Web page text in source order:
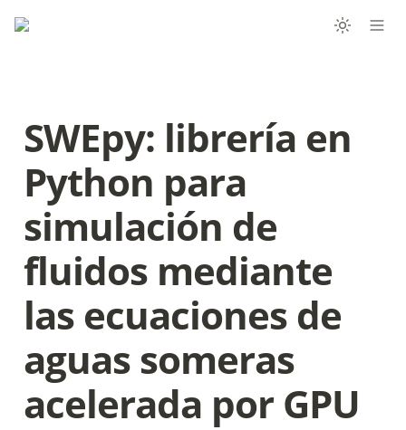
SWEpy: librería en
Python para
simulación de
fluidos mediante
las ecuaciones de
aguas someras
acelerada por GPU